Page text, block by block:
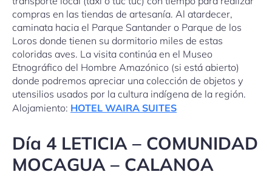
compras en las tiendas de artesanía. Al atardecer,
caminata hacia el Parque Santander o Parque de los
Loros donde tienen su dormitorio miles de estas
coloridas aves. La visita continúa en el Museo
Etnográfico del Hombre Amazónico (si está abierto)
donde podremos apreciar una colección de objetos y
utensilios usados por la cultura indígena de la región.
Alojamiento: HOTEL WAIRA SUITES
Día 4 LETICIA – COMUNIDAD
MOCAGUA – CALANOA